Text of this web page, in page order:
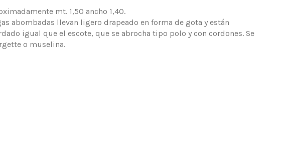
mt. 1,50 ancho 1,40.
abombadas llevan ligero drapeado en forma de gota y están
igual que el escote, que se abrocha tipo polo y con cordones. Se
o muselina.